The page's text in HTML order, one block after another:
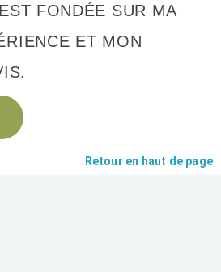
FONDÉE SUR MA
ET MON
Retour en haut de page